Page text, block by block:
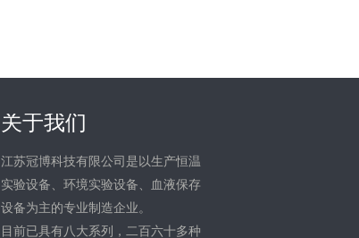
关于我们
江苏冠博科技有限公司是以生产恒温
实验设备、环境实验设备、血液保存
设备为主的专业制造企业。
目前已具有八大系列，二百六十多种